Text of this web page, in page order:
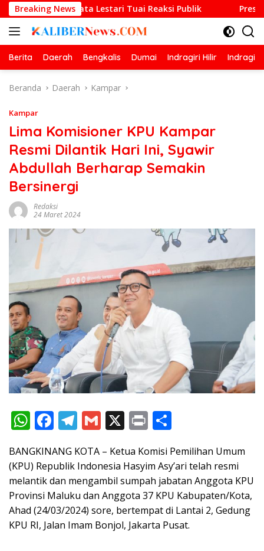
Langsung
ke
konten
Breaking News
Lestari Tuai Reaksi Publik Prestasi Gemilang
Berita Daerah Bengkalis Dumai Indragiri Hilir Indragiri
Beranda Daerah Kampar
Kampar
Lima Komisioner KPU Kampar
Resmi Dilantik Hari Ini, Syawir
Abdullah Berharap Semakin
Bersinergi
Redaksi
24 Maret 2024
W
at
s
A
p
p
F
e
b
o
o
k
T
e
gr
a
m
G
ai
l
X Pr
t ar
e
BANGKINANG KOTA – Ketua Komisi Pemilihan Umum
(KPU) Republik Indonesia Hasyim Asy’ari telah resmi
melantik dan mengambil sumpah jabatan Anggota KPU
Provinsi Maluku dan Anggota 37 KPU Kabupaten/Kota,
Ahad (24/03/2024) sore, bertempat di Lantai 2, Gedung
KPU RI, Jalan Imam Bonjol, Jakarta Pusat.